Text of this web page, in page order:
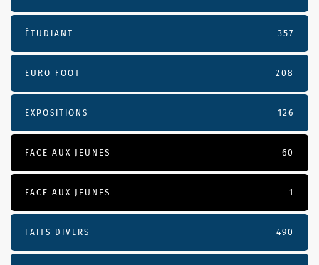
ÉTUDIANT 357
EURO FOOT 208
EXPOSITIONS 126
FACE AUX JEUNES 60
FACE AUX JEUNES 1
FAITS DIVERS 490